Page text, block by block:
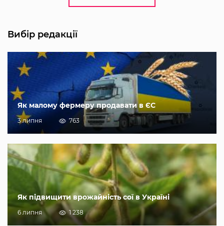
Вибір редакції
Як малому фермеру продавати в ЄС
3 липня 763
Як підвищити врожайність сої в Україні
6 липня 1 238